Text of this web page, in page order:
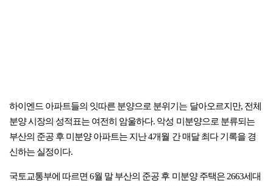
하이엔드 아파트들의 잇따른 분양으로 분위기는 달아오르지만, 전체
분양 시장의 성적표는 여전히 암울하다. 악성 미분양으로 분류되는
부산의 준공 후 미분양 아파트는 지난 4개월 간 매달 최다 기록을 경
신하는 실정이다.
국토교통부에 따르면 6월 말 부산의 준공 후 미분양 주택은 2663세대